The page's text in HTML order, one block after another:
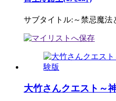
サブタイトル:～禁忌魔法
大竹さんクエスト～